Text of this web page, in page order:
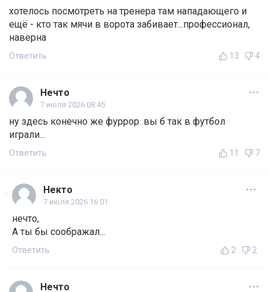
хотелось посмотреть на тренера там нападающего и
ещё - кто так мячи в ворота забивает...профессионал,
наверна
Ответить 13 4
Нечто
7 июля 2026 08:45
ну здесь конечно же фуррор. вы б так в футбол
играли...
Ответить 11 7
Некто
7 июля 2026 16:01
нечто,
А ты бы соображал...
Ответить 2 2
Нечто